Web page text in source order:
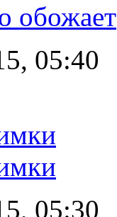
обожает
05:40
05:30